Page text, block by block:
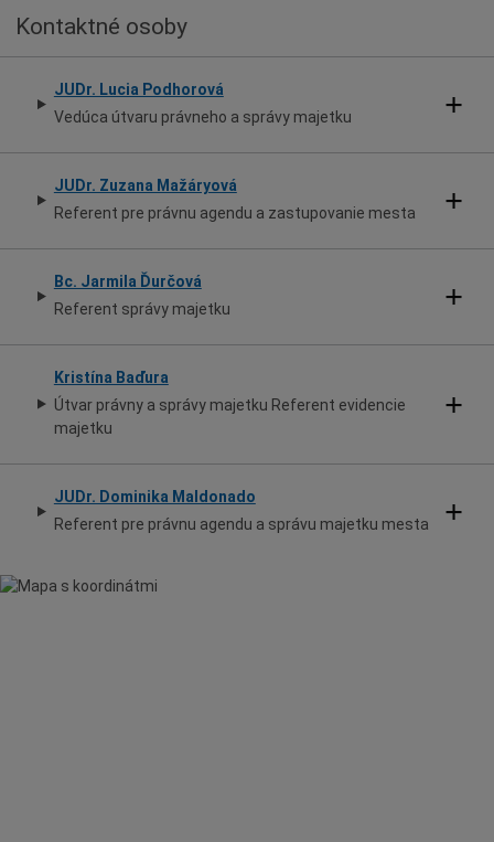
Kontaktné osoby
JUDr. Lucia Podhorová
Vedúca útvaru právneho a správy majetku
JUDr. Zuzana Mažáryová
Referent pre právnu agendu a zastupovanie mesta
Bc. Jarmila Ďurčová
Referent správy majetku
Kristína Baďura
Útvar právny a správy majetku Referent evidencie
majetku
JUDr. Dominika Maldonado
Referent pre právnu agendu a správu majetku mesta